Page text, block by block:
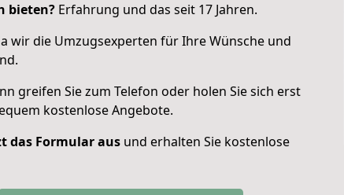
bieten? Erfahrung und das seit 17 Jahren.
wir die Umzugsexperten für Ihre Wünsche und
greifen Sie zum Telefon oder holen Sie sich erst
kostenlose Angebote.
das Formular aus und erhalten Sie kostenlose